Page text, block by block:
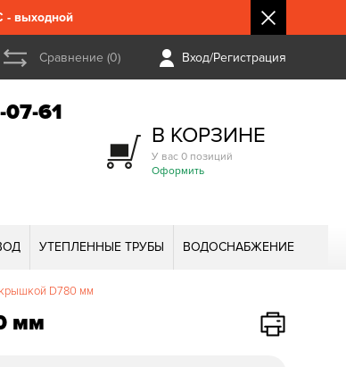
выходной
Сравнение (0) Вход/Регистрация
61
В КОРЗИНЕ
У вас 0 позиций
Оформить
УТЕПЛЕННЫЕ ТРУБЫ ВОДОСНАБЖЕНИЕ
D780 мм
мм